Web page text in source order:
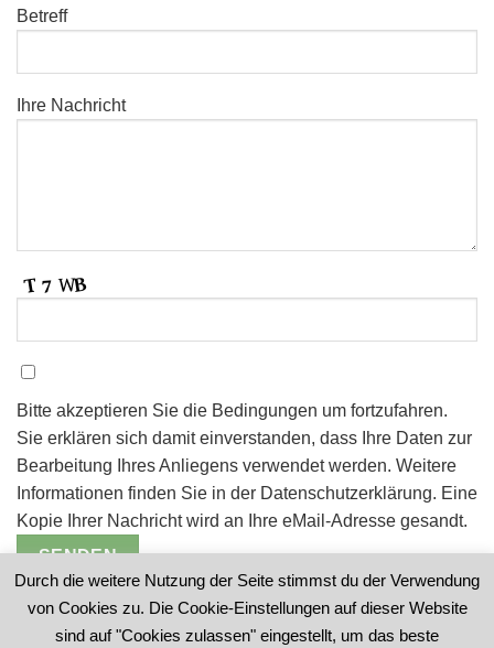
Betreff
Ihre Nachricht
Bitte akzeptieren Sie die Bedingungen um fortzufahren.
Sie erklären sich damit einverstanden, dass Ihre Daten zur
Bearbeitung Ihres Anliegens verwendet werden. Weitere
Informationen finden Sie in der Datenschutzerklärung. Eine
Kopie Ihrer Nachricht wird an Ihre eMail-Adresse gesandt.
Durch die weitere Nutzung der Seite stimmst du der Verwendung
von Cookies zu. Die Cookie-Einstellungen auf dieser Website
sind auf "Cookies zulassen" eingestellt, um das beste